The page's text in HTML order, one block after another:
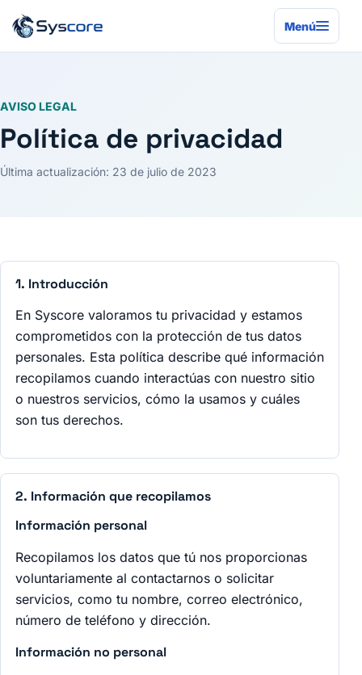
Menú
AVISO LEGAL
Política de privacidad
Última actualización: 23 de julio de 2023
1. Introducción
En Syscore valoramos tu privacidad y estamos
comprometidos con la protección de tus datos
personales. Esta política describe qué información
recopilamos cuando interactúas con nuestro sitio
o nuestros servicios, cómo la usamos y cuáles
son tus derechos.
2. Información que recopilamos
Información personal
Recopilamos los datos que tú nos proporcionas
voluntariamente al contactarnos o solicitar
servicios, como tu nombre, correo electrónico,
número de teléfono y dirección.
Información no personal